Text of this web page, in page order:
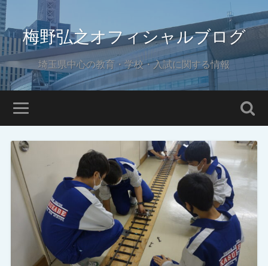
梅野弘之オフィシャルブログ
埼玉県中心の教育・学校・入試に関する情報